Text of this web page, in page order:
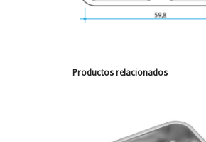
Productos relacionados